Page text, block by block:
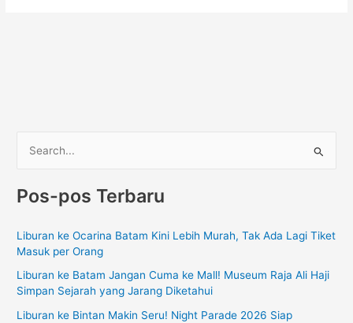
r
u
t
Pos-pos Terbaru
Liburan ke Ocarina Batam Kini Lebih Murah, Tak Ada Lagi Tiket
Masuk per Orang
Liburan ke Batam Jangan Cuma ke Mall! Museum Raja Ali Haji
Simpan Sejarah yang Jarang Diketahui
Liburan ke Bintan Makin Seru! Night Parade 2026 Siap